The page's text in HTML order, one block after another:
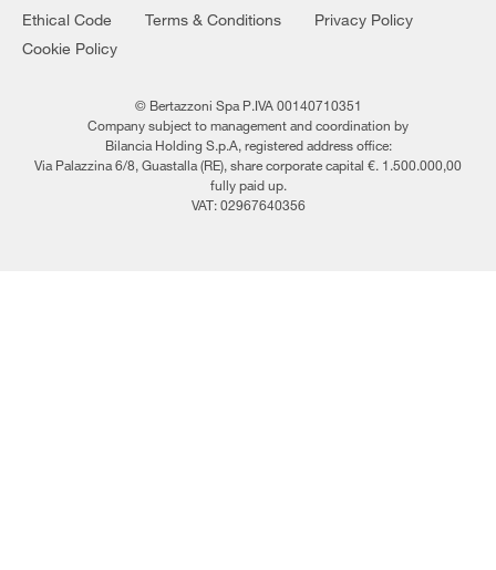
Ethical Code Terms & Conditions
Privacy Policy
Cookie Policy
© Bertazzoni Spa P.IVA 00140710351
Company subject to management and coordination by
Bilancia Holding S.p.A, registered address office:
Via Palazzina 6/8, Guastalla (RE), share corporate capital €. 1.500.000,00
fully paid up.
VAT: 02967640356